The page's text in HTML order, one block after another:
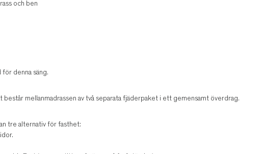
och ben
för denna säng.
mellanmadrassen av två separata fjäderpaket i ett gemensamt överdrag.
tre alternativ för fasthet: